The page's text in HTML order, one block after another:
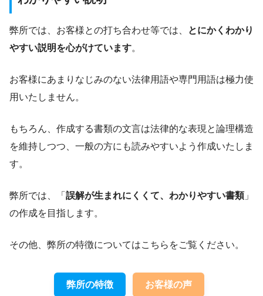
弊所では、お客様との打ち合わせ等では、
とにかくわかり
やすい説明を心がけています。
お客様にあまりなじみのない法律用語や専門用語は極力使
用いたしません。
もちろん、作成する書類の文言は法律的な表現と論理構造
を維持しつつ、一般の方にも読みやすいよう作成いたしま
す。
弊所では、「 誤解が生まれにくくて、わかりやすい書類」
の作成を目指します。
その他、弊所の特徴についてはこちらをご覧ください。
弊所の特徴 お客様の声